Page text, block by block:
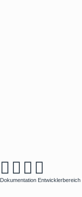
Dokumentation Entwicklerbereich